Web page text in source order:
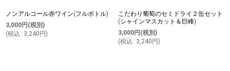
ノンアルコール赤ワイン(フルボトル)
3,000円 (税別)
(税込 : 3,240 円)
こだわり葡萄のセミドライ２缶セット
(シャインマスカット＆巨峰)
3,000円 (税別)
(税込 : 3,240 円)